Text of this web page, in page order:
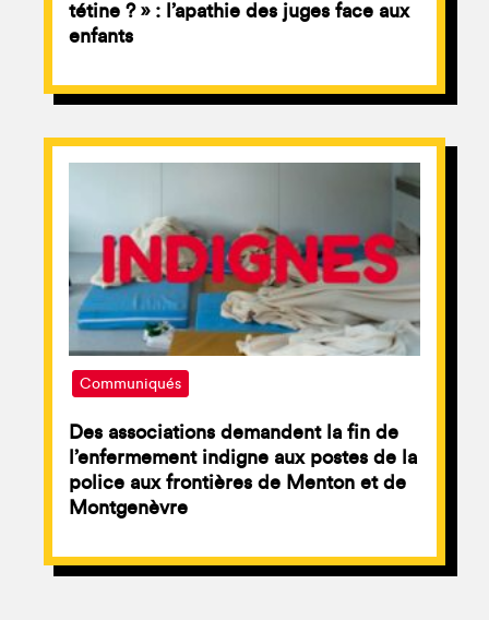
tétine ? » : l’apathie des juges face aux
enfants
Communiqués
Des associations demandent la fin de
l’enfermement indigne aux postes de la
police aux frontières de Menton et de
Montgenèvre